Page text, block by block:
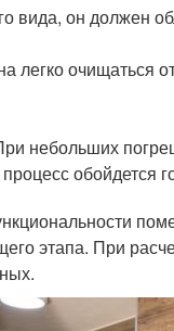
вида, он должен
легко
небольших
обойдется
этапа. При